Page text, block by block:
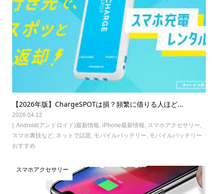
【2026年版】ChargeSPOTは損？頻繁に借りる人ほど...
2026.04.12
Android(アンドロイド)最新情報, iPhone最新情報, スマホアクセサリー,
スマホ裏技など, ネットで話題, モバイルバッテリー, モバイルバッテリー
おすすめ
スマホアクセサリー